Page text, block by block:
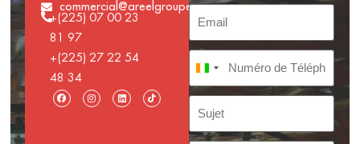
commercial@areelgroupe.com
+(225) 07 00 23
81 97
+(225) 27 22 54
48 34
Côte d’Ivoire +225